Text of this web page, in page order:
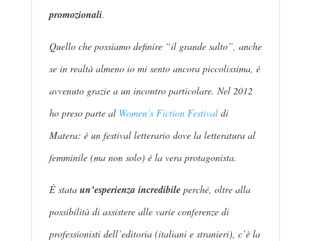
promozionali.
Quello che possiamo definire “il grande salto”, anche
se in realtà almeno io mi sento ancora piccolissima, è
avvenuto grazie a un incontro particolare. Nel 2012
ho preso parte al Women’s Fiction Festivaldi
Matera: è un festival letterario dove la letteratura al
femminile (ma non solo) è la vera protagonista.
È stata un’esperienza incredibileperché, oltre alla
possibilità di assistere alle varie conferenze di
professionisti dell’editoria (italiani e stranieri), c’è la